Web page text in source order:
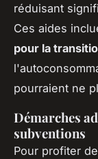
réduisant
Ces aides
pour la
pourraient ne
Démarches
subventions
Pour profiter